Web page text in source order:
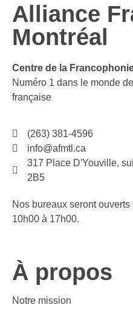
Alliance
Montréal
Centre de la
Numéro 1 dans le monde
française
(263) 381-4596
info@afmtl.ca
317 Place D'Youville,
2B5
Nos bureaux seront
10h00 à 17h00.​
À propos
Notre mission